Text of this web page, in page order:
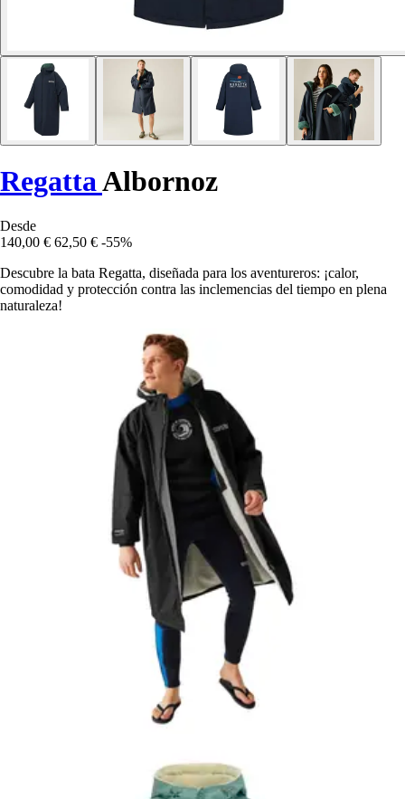
RegattaAlbornoz
Desde
140,00 € 62,50 € -55%
Descubre la bata Regatta, diseñada para los aventureros: ¡calor,
comodidad y protección contra las inclemencias del tiempo en plena
naturaleza!